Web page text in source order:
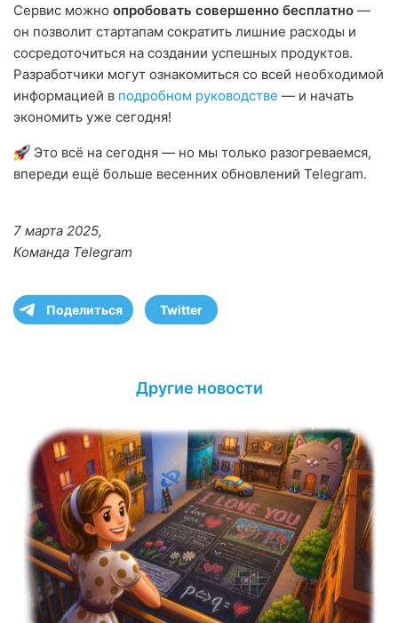
Сервис можно опробовать совершенно бесплатно —
он позволит стартапам сократить лишние расходы и
сосредоточиться на создании успешных продуктов.
Разработчики могут ознакомиться со всей необходимой
информацией в подробном руководстве — и начать
экономить уже сегодня!
Это всё на сегодня — но мы только разогреваемся,
впереди ещё больше весенних обновлений Telegram.
7 марта 2025,
Команда Telegram
Поделиться Twitter
Другие новости